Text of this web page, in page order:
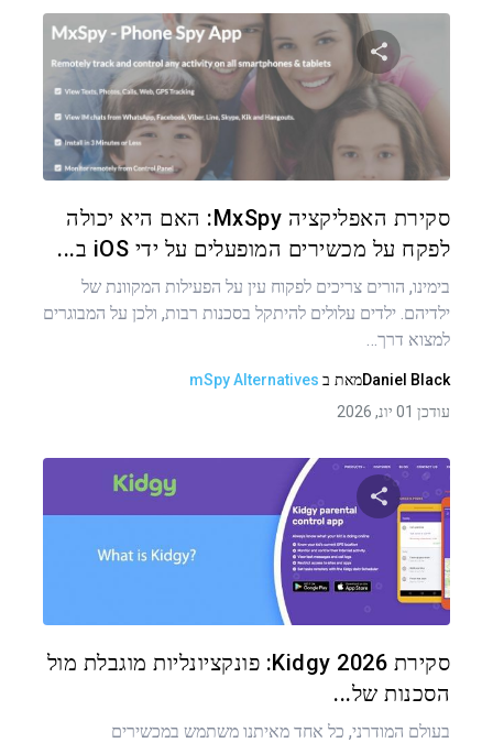
שתף מאמר זה
סקירת האפליקציה MxSpy: האם היא יכולה
לפקח על מכשירים המופעלים על ידי iOS ב...
בימינו, הורים צריכים לפקוח עין על הפעילות המקוונת של
ילדיהם. ילדים עלולים להיתקל בסכנות רבות, ולכן על המבוגרים
למצוא דרך…
Daniel Blackמאת ב mSpy Alternatives
עודכן 01 יונ, 2026
שתף מאמר זה
סקירת Kidgy 2026: פונקציונליות מוגבלת מול
הסכנות של...
בעולם המודרני, כל אחד מאיתנו משתמש במכשירים